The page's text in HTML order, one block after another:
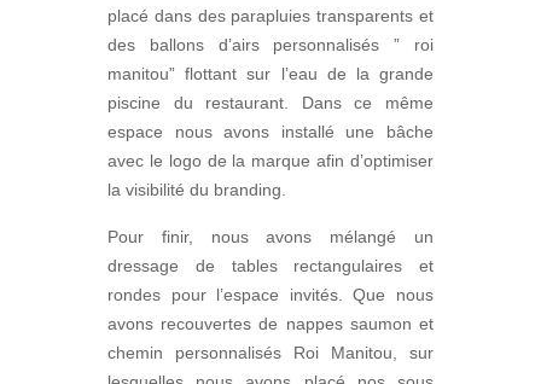
placé dans des parapluies transparents et
des ballons d’airs personnalisés ” roi
manitou” flottant sur l’eau de la grande
piscine du restaurant. Dans ce même
espace nous avons installé une bâche
avec le logo de la marque afin d’optimiser
la visibilité du branding.
Pour finir, nous avons mélangé un
dressage de tables rectangulaires et
rondes pour l’espace invités. Que nous
avons recouvertes de nappes saumon et
chemin personnalisés Roi Manitou, sur